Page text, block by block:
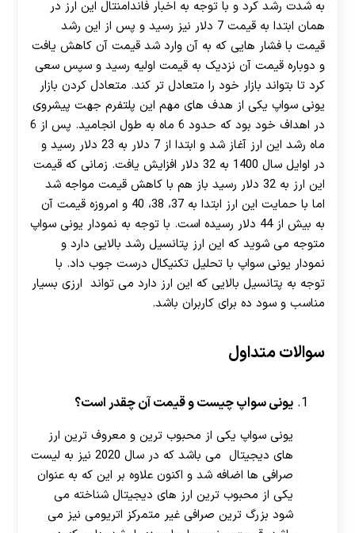
به شدت رشد کرد و با توجه به اخبار فاندامنتال این ارز در
همان ابتدا به قیمت 7 دلار نیز رسید و پس از این رشد
قیمت با فشار هایی که به آن وارد شد قیمت آن کاهش یافت
و دوباره قیمت آن نزدیک به قیمت اولیه رسید و سپس سعی
کرد تا بتواند بازار خود را متعادل تر کند. متعادل کردن بازار
یونی سواپ یکی از هدف های مهم این پلتفرم جهت پیشروی
در اهداف خود بود که حدود 6 ماه به طول انجامید. پس از 6
ماه رشد این ارز آغاز شد و ابتدا از 7 دلار به 23 دلار رسید و
در اوایل سال 1400 به 32 دلار افزایش یافت. زمانی که قیمت
این ارز به 32 دلار رسید باز هم با کاهش قیمت مواجه شد
اما با حمایت این ارز ابتدا به 37، 38، 40 و امروزه قیمت آن
به بیش از 44 دلار رسیده است. با توجه به نمودار یونی سواپ
متوجه می شوید که این ارز پتانسیل رشد بالایی دارد و
نمودار یونی سواپ با تحلیل تکنیکال درست جوب داد. با
توجه به پتانسیل بالایی که این ارز دارد می تواند ارزی بسیار
مناسب و سود ده برای کاربران باشد.
سوالات متداول
یونی سواپ چیست و قیمت آن چقدر است؟
یونی سواپ یکی از محبوب ترین و معروف ترین ارز
های دیجیتال می باشد که در سال 2020 نیز به لیست
صرافی ها اضافه شد و اکنون علاوه بر این که به عنوان
یکی از محبوب ترین ارز های دیجیتال شناخته می
شود بزرگ ترین صرافی غیر متمرکز اتریومی نیز می